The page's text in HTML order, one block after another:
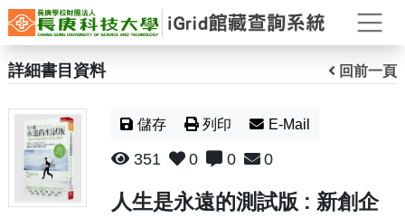
打
詳細書目資料 回前一頁
儲存 列印 E-Mail
351 0 0 0
人生是永遠的測試版 : 新創企